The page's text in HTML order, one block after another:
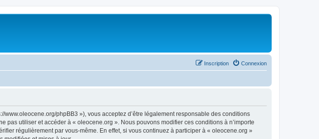
Connexion
Inscription
phpBB3 »), vous acceptez d’être légalement responsable des conditions
pas utiliser et accéder à « oleocene.org ». Nous pouvons modifier ces conditions à n’importe
régulièrement par vous-même. En effet, si vous continuez à participer à « oleocene.org »